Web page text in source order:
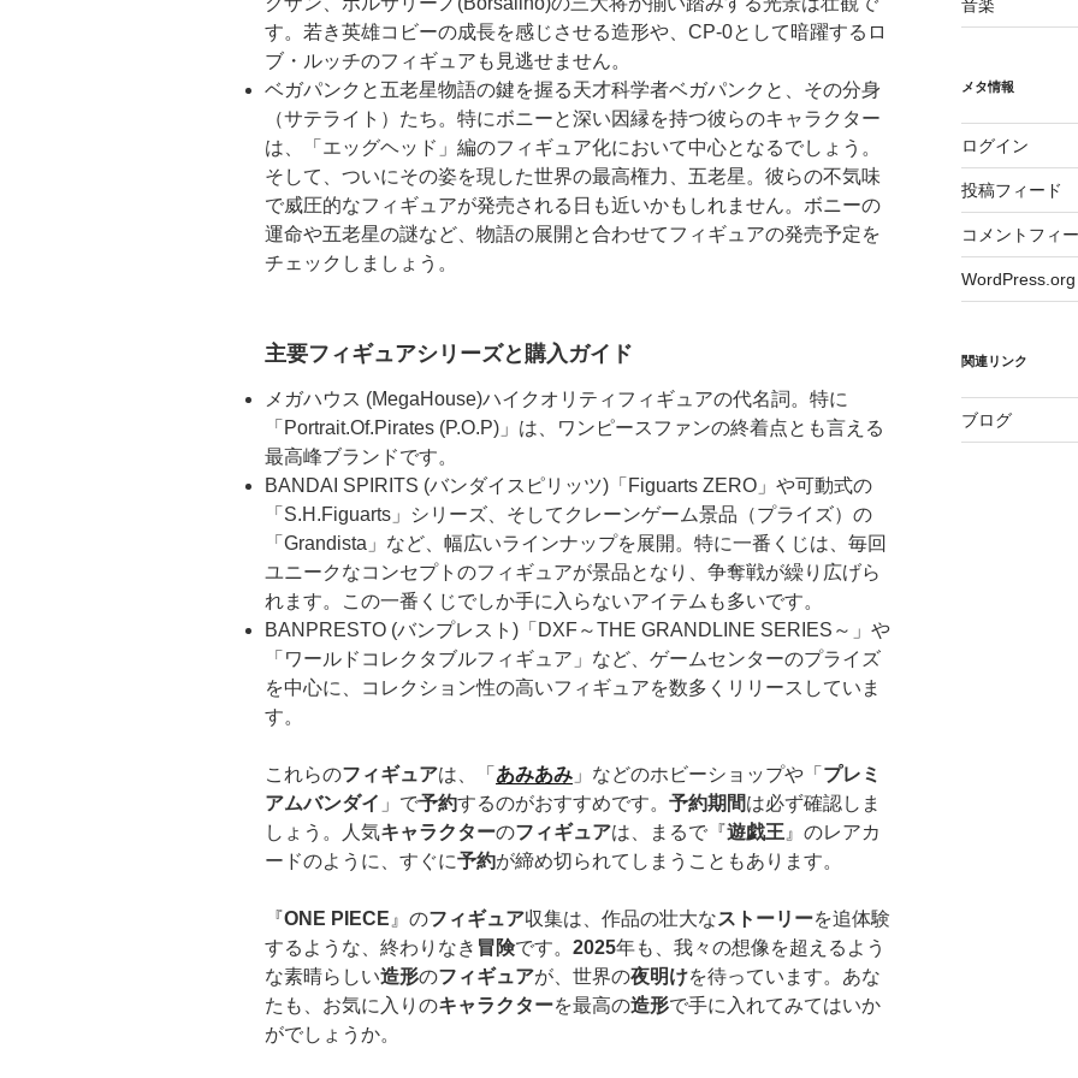
す。若き英雄コビーの成長を感じさせる造形や、CP-0として暗躍するロ
ブ・ルッチのフィギュアも見逃せません。
ベガパンクと五老星物語の鍵を握る天才科学者ベガパンクと、その分身
（サテライト）たち。特にボニーと深い因縁を持つ彼らのキャラクター
は、「エッグヘッド」編のフィギュア化において中心となるでしょう。
そして、ついにその姿を現した世界の最高権力、五老星。彼らの不気味
で威圧的なフィギュアが発売される日も近いかもしれません。ボニーの
運命や五老星の謎など、物語の展開と合わせてフィギュアの発売予定を
チェックしましょう。
主要フィギュアシリーズと購入ガイド
メガハウス (MegaHouse)ハイクオリティフィギュアの代名詞。特に
「Portrait.Of.Pirates (P.O.P)」は、ワンピースファンの終着点とも言える
最高峰ブランドです。
BANDAI SPIRITS (バンダイスピリッツ)「Figuarts ZERO」や可動式の
「S.H.Figuarts」シリーズ、そしてクレーンゲーム景品（プライズ）の
「Grandista」など、幅広いラインナップを展開。特に一番くじは、毎回
ユニークなコンセプトのフィギュアが景品となり、争奪戦が繰り広げら
れます。この一番くじでしか手に入らないアイテムも多いです。
BANPRESTO (バンプレスト)「DXF～THE GRANDLINE SERIES～」や
「ワールドコレクタブルフィギュア」など、ゲームセンターのプライズ
を中心に、コレクション性の高いフィギュアを数多くリリースしていま
す。
これらのフィギュアは、「 あみあみ 」などのホビーショップや「 プレミ
アムバンダイ 」で予約するのがおすすめです。 予約期間は必ず確認しま
しょう。人気キャラクターのフィギュアは、まるで『 遊戯王』のレアカ
ードのように、すぐに予約が締め切られてしまうこともあります。
『 ONE PIECE』のフィギュア収集は、作品の壮大なストーリーを追体験
するような、終わりなき 冒険です。 2025年も、我々の想像を超えるよう
な素晴らしい造形のフィギュアが、世界の夜明けを待っています。あな
たも、お気に入りのキャラクターを最高の造形で手に入れてみてはいか
がでしょうか。
音楽
メタ情報
ログイン
投稿フィード
コメントフィ
WordPress.org
関連リンク
ブログ